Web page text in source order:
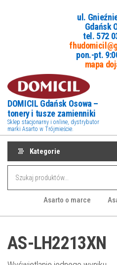
ul.
Gdańsk
tel. 572
pon.-pt.
mapa
DOMICIL Gdańsk Osowa –
tonery i tusze zamienniki
Sklep stacjonarny i online, dystrybutor
marki Asarto w Trójmieście.
Kategorie
Asarto o marce
AS-LH2213XN